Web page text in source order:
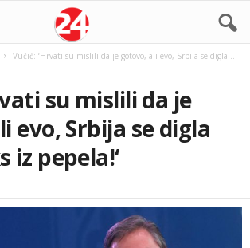
Vučić: ‘Hrvati su mislili da je gotovo, ali evo, Srbija se digla...
su mislili da je
evo, Srbija se digla
iz pepela!‘